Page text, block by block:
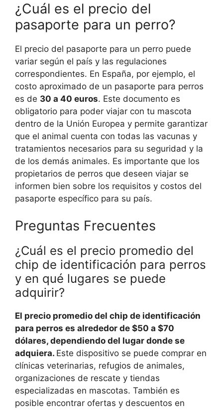
¿Cuál es el precio del
pasaporte para un perro?
El precio del pasaporte para un perro puede
variar según el país y las regulaciones
correspondientes. En España, por ejemplo, el
costo aproximado de un pasaporte para perros
es de 30 a 40 euros. Este documento es
obligatorio para poder viajar con tu mascota
dentro de la Unión Europea y permite garantizar
que el animal cuenta con todas las vacunas y
tratamientos necesarios para su seguridad y la
de los demás animales. Es importante que los
propietarios de perros que deseen viajar se
informen bien sobre los requisitos y costos del
pasaporte específico para su país.
Preguntas Frecuentes
¿Cuál es el precio promedio del
chip de identificación para perros
y en qué lugares se puede
adquirir?
El precio promedio del chip de identificación
para perros es alrededor de $50 a $70
dólares, dependiendo del lugar donde se
adquiera. Este dispositivo se puede comprar en
clínicas veterinarias, refugios de animales,
organizaciones de rescate y tiendas
especializadas en mascotas. También es
posible encontrar ofertas y descuentos en